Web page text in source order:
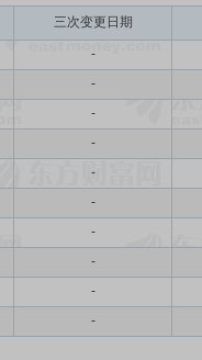
三次变更日期
-
-
-
-
-
-
-
-
-
-